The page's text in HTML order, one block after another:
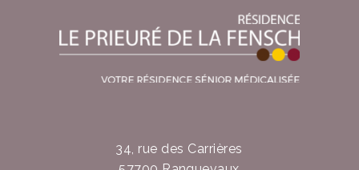
34, rue des Carrières